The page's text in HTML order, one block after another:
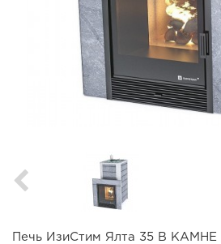
Печь ИзиСтим Ялта 35 В КАМНЕ